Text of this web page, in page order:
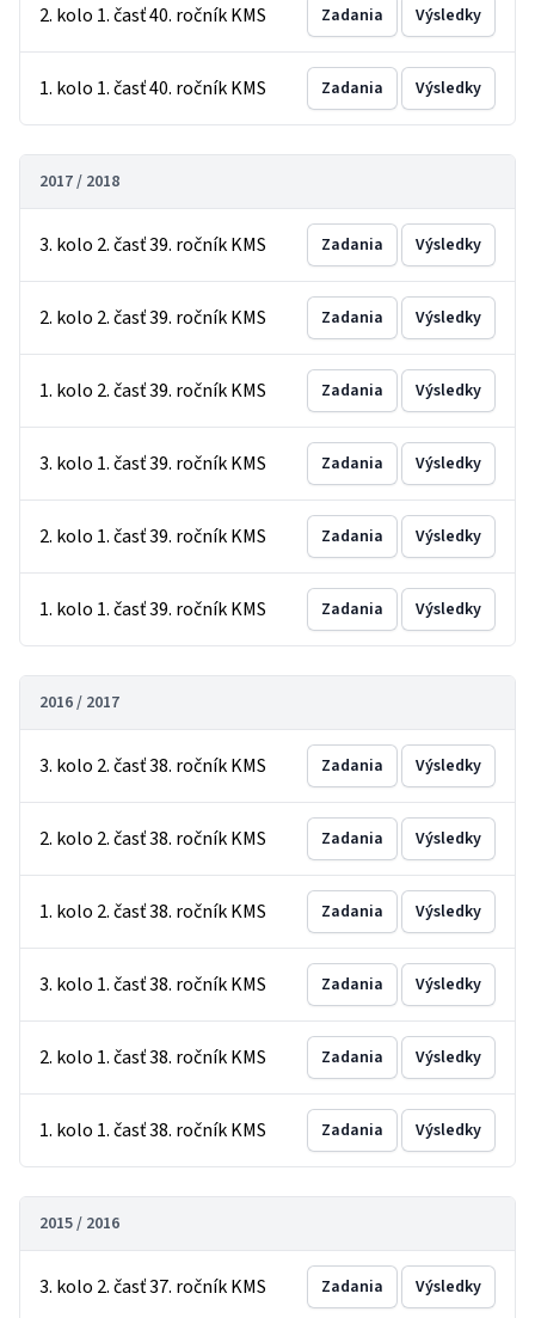
2. kolo 1. časť 40. ročník KMS Zadania Výsledky
1. kolo 1. časť 40. ročník KMS Zadania Výsledky
2017 / 2018
3. kolo 2. časť 39. ročník KMS Zadania Výsledky
2. kolo 2. časť 39. ročník KMS Zadania Výsledky
1. kolo 2. časť 39. ročník KMS Zadania Výsledky
3. kolo 1. časť 39. ročník KMS Zadania Výsledky
2. kolo 1. časť 39. ročník KMS Zadania Výsledky
1. kolo 1. časť 39. ročník KMS Zadania Výsledky
2016 / 2017
3. kolo 2. časť 38. ročník KMS Zadania Výsledky
2. kolo 2. časť 38. ročník KMS Zadania Výsledky
1. kolo 2. časť 38. ročník KMS Zadania Výsledky
3. kolo 1. časť 38. ročník KMS Zadania Výsledky
2. kolo 1. časť 38. ročník KMS Zadania Výsledky
1. kolo 1. časť 38. ročník KMS Zadania Výsledky
2015 / 2016
3. kolo 2. časť 37. ročník KMS Zadania Výsledky